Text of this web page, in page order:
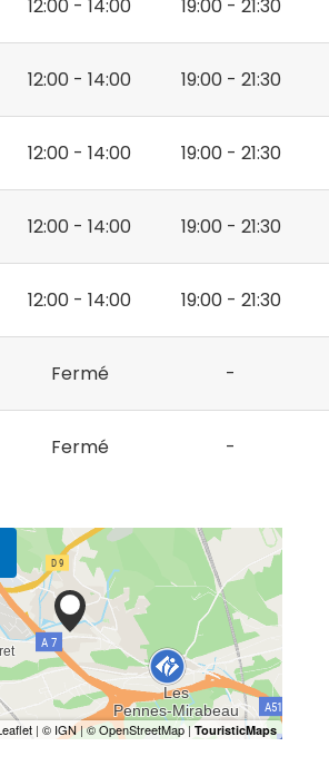
12:00 - 14:00 19:00 - 21:30
12:00 - 14:00 19:00 - 21:30
12:00 - 14:00 19:00 - 21:30
12:00 - 14:00 19:00 - 21:30
12:00 - 14:00 19:00 - 21:30
Fermé -
Fermé -